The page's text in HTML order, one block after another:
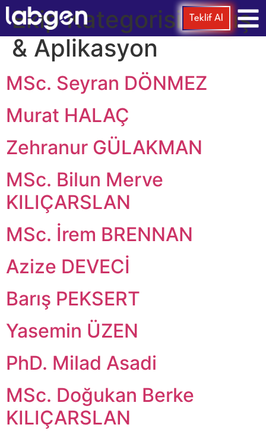
Teklif Al
Ekip Kategorisi:Satış
& Aplikasyon
MSc. Seyran DÖNMEZ
Murat HALAÇ
Zehranur GÜLAKMAN
MSc. Bilun Merve
KILIÇARSLAN
MSc. İrem BRENNAN
Azize DEVECİ
Barış PEKSERT
Yasemin ÜZEN
PhD. Milad Asadi
MSc. Doğukan Berke
KILIÇARSLAN